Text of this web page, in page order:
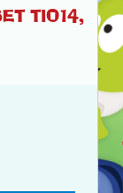
TIO14,